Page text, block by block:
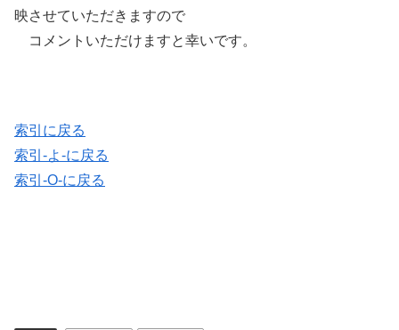
映させていただきますので
コメントいただけますと幸いです。
索引に戻る
索引-よ-に戻る
索引-O-に戻る